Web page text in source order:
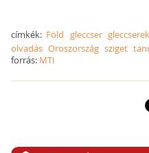
címkék: Föld gleccser gleccserek
olvadás Oroszország sziget
forrás: MTI